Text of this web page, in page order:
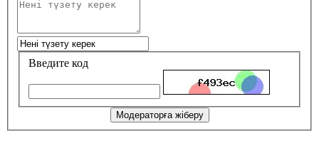
Введите код
Модераторға жіберу